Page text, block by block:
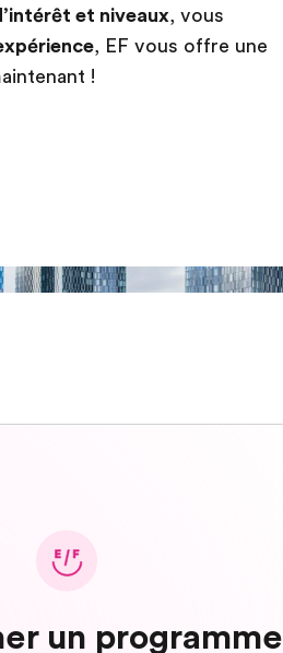
et niveaux, vous
, EF vous offre une
!
un programme